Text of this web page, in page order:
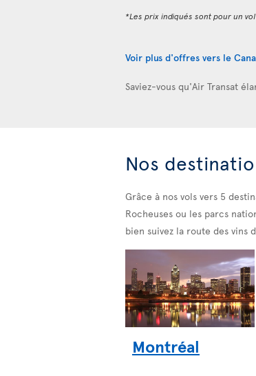
*Les prix indiqués sont pour un
Voir plus d'offres vers le
Saviez-vous qu'Air Transat
Nos
Grâce à nos vols vers 5
Rocheuses ou les parcs
bien suivez la route des vins
Montréal